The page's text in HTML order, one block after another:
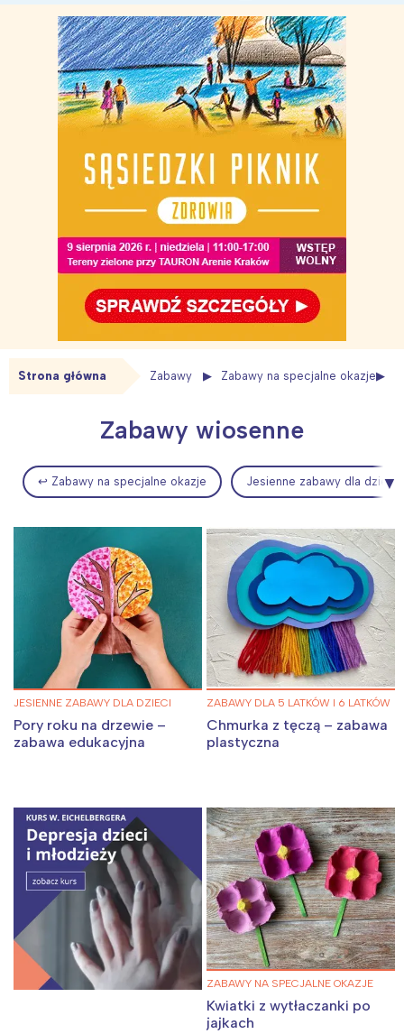
Strona główna Zabawy Zabawy na specjalne okazje
Zabawy wiosenne
↩ Zabawy na specjalne okazje Jesienne zabawy dla dzieci
JESIENNE ZABAWY DLA DZIECI
Pory roku na drzewie –
zabawa edukacyjna
ZABAWY DLA 5 LATKÓW I 6 LATKÓW
Chmurka z tęczą – zabawa
plastyczna
ZABAWY NA SPECJALNE OKAZJE
Kwiatki z wytłaczanki po
jajkach